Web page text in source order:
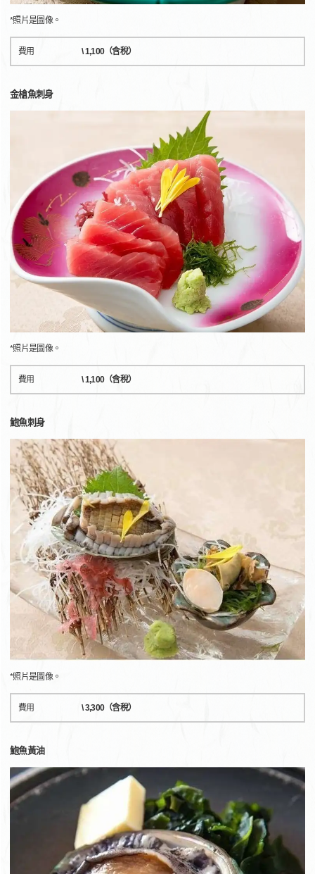
*照片是圖像。
費用 \ 1,100（含稅）
金槍魚刺身
*照片是圖像。
費用 \ 1,100（含稅）
鮑魚刺身
*照片是圖像。
費用 \ 3,300（含稅）
鮑魚黃油